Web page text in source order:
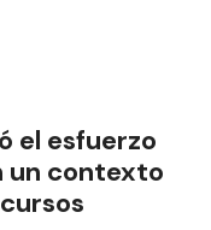
el esfuerzo
un contexto